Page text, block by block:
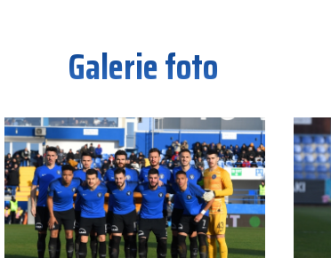
Galerie foto